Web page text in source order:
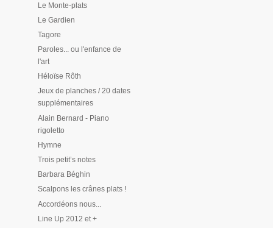
Le Monte-plats
Le Gardien
Tagore
Paroles... ou l'enfance de
l'art
Héloïse Rôth
Jeux de planches / 20 dates
supplémentaires
Alain Bernard - Piano
rigoletto
Hymne
Trois petit’s notes
Barbara Béghin
Scalpons les crânes plats !
Accordéons nous...
Line Up 2012 et +